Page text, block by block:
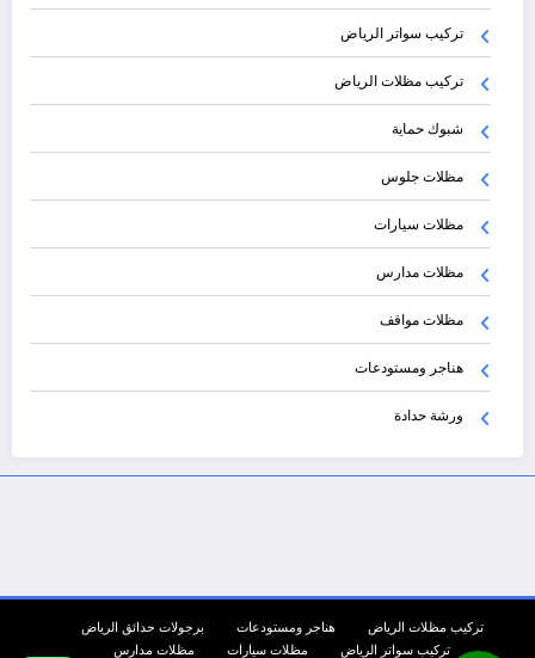
تركيب سواتر الرياض
تركيب مظلات الرياض
شبوك حماية
مظلات جلوس
مظلات سيارات
مظلات مدارس
مظلات مواقف
هناجر ومستودعات
ورشة حدادة
تركيب مظلات الرياض هناجر ومستودعات
برجولات حدائق الرياض
تركيب سواتر الرياض
مظلات سيارات مظلات مدارس